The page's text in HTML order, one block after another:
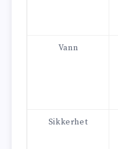
Vann
Sikkerhet